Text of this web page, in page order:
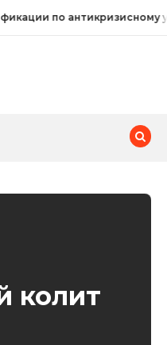
по антикризисному
колит